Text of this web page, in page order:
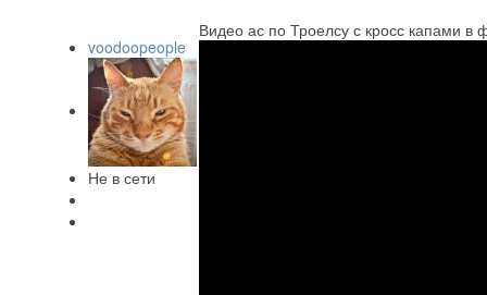
voodoopeople
Не в сети
Видео ас по Троелсу с кросс капами в